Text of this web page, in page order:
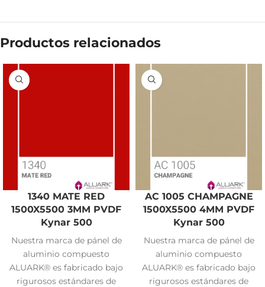
Productos relacionados
1340 MATE RED
1500X5500 3MM PVDF
Kynar 500
Nuestra marca de pánel de
aluminio compuesto
ALUARK® es fabricado bajo
rigurosos estándares de
AC 1005 CHAMPAGNE
1500X5500 4MM PVDF
Kynar 500
Nuestra marca de pánel de
aluminio compuesto
ALUARK® es fabricado bajo
rigurosos estándares de